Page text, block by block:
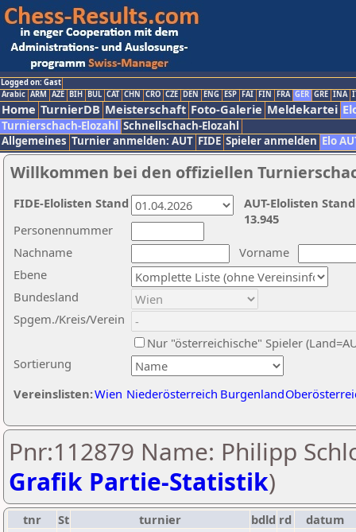
Logged on: Gast
Arabic ARM AZE BIH BUL CAT CHN CRO CZE DEN ENG ESP FAI FIN FRA GER GRE INA
Home TurnierDB Meisterschaft Foto-Galerie Meldekartei
Turnierschach-Elozahl Schnellschach-Elozahl
Allgemeines Turnier anmelden: AUT FIDE Spieler anmelden Elo
Willkommen bei den offiziellen
Nachname
Vorname
Ebene
Sortierung
Personennummer
Bundesland
Spgem./Kreis/Verein
Nur "österreichische" Spieler
Vereinslisten:Wien Niederösterreich Burgenland
AUT-Elolisten
13.945
FIDE-Elolisten Stand
Pnr:112879 Name: Philipp
Grafik Partie-Statistik)
tnr St turnier bdld rd
datum